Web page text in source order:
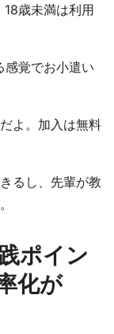
歳未満は利用
感覚でお小遣い
よ。加入は無料
るし、先輩が教
ポイン
化が